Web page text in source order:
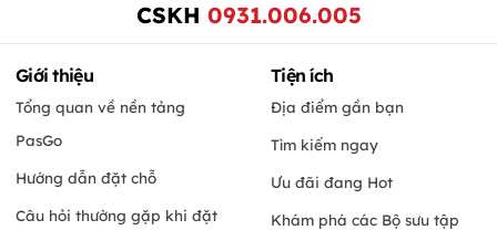
CSKH 0931.006.005
Giới thiệu
Tổng quan về nền tảng
PasGo
Hướng dẫn đặt chỗ
Câu hỏi thường gặp khi đặt
Tiện ích
Địa điểm gần bạn
Tìm kiếm ngay
Ưu đãi đang Hot
Khám phá các Bộ sưu tập